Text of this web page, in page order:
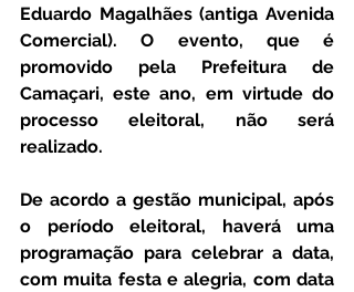
Eduardo Magalhães (antiga Avenida
Comercial). O evento, que é
promovido pela Prefeitura de
Camaçari, este ano, em virtude do
processo eleitoral, não será
realizado.
De acordo a gestão municipal, após
o período eleitoral, haverá uma
programação para celebrar a data,
com muita festa e alegria, com data